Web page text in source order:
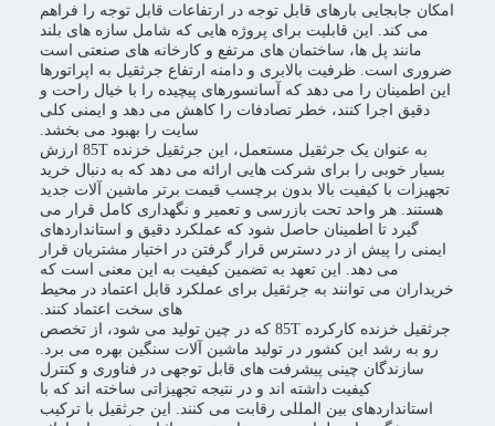
امکان جابجایی بارهای قابل توجه در ارتفاعات قابل توجه را فراهم
می کند. این قابلیت برای پروژه هایی که شامل سازه های بلند
مانند پل ها، ساختمان های مرتفع و کارخانه های صنعتی است
ضروری است. ظرفیت بالابری و دامنه ارتفاع جرثقیل به اپراتورها
این اطمینان را می دهد که آسانسورهای پیچیده را با خیال راحت و
دقیق اجرا کنند، خطر تصادفات را کاهش می دهد و ایمنی کلی
سایت را بهبود می بخشد.
به عنوان یک جرثقیل مستعمل، این جرثقیل خزنده 85T ارزش
بسیار خوبی را برای شرکت هایی ارائه می دهد که به دنبال خرید
تجهیزات با کیفیت بالا بدون برچسب قیمت برتر ماشین آلات جدید
هستند. هر واحد تحت بازرسی و تعمیر و نگهداری کامل قرار می
گیرد تا اطمینان حاصل شود که عملکرد دقیق و استانداردهای
ایمنی را پیش از در دسترس قرار گرفتن در اختیار مشتریان قرار
می دهد. این تعهد به تضمین کیفیت به این معنی است که
خریداران می توانند به جرثقیل برای عملکرد قابل اعتماد در محیط
های سخت اعتماد کنند.
جرثقیل خزنده کارکرده 85T که در چین تولید می شود، از تخصص
رو به رشد این کشور در تولید ماشین آلات سنگین بهره می برد.
سازندگان چینی پیشرفت های قابل توجهی در فناوری و کنترل
کیفیت داشته اند و در نتیجه تجهیزاتی ساخته اند که با
استانداردهای بین المللی رقابت می کنند. این جرثقیل با ترکیب